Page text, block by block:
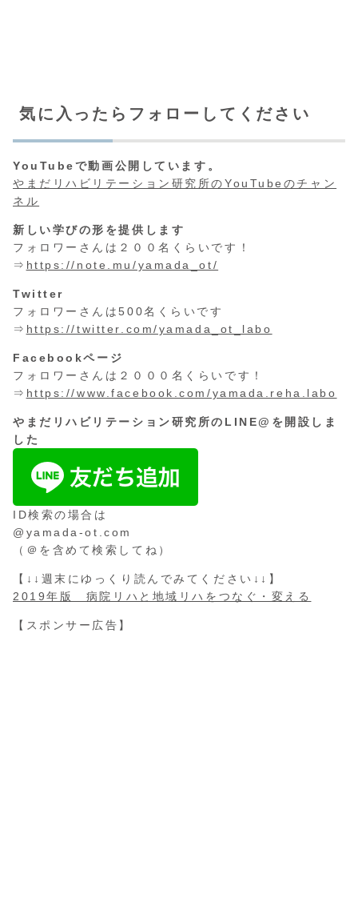
気に入ったらフォローしてください
YouTubeで動画公開しています。
やまだリハビリテーション研究所のYouTubeのチャン
ネル
新しい学びの形を提供します
フォロワーさんは２００名くらいです！
⇒ https://note.mu/yamada_ot/
Twitter
フォロワーさんは500名くらいです
⇒ https://twitter.com/yamada_ot_labo
Facebookページ
フォロワーさんは２０００名くらいです！
⇒ https://www.facebook.com/yamada.reha.labo
やまだリハビリテーション研究所のLINE@を開設しま
した
ID検索の場合は
@yamada-ot.com
（＠を含めて検索してね）
【↓↓週末にゆっくり読んでみてください↓↓】
2019年版 病院リハと地域リハをつなぐ・変える
【スポンサー広告】